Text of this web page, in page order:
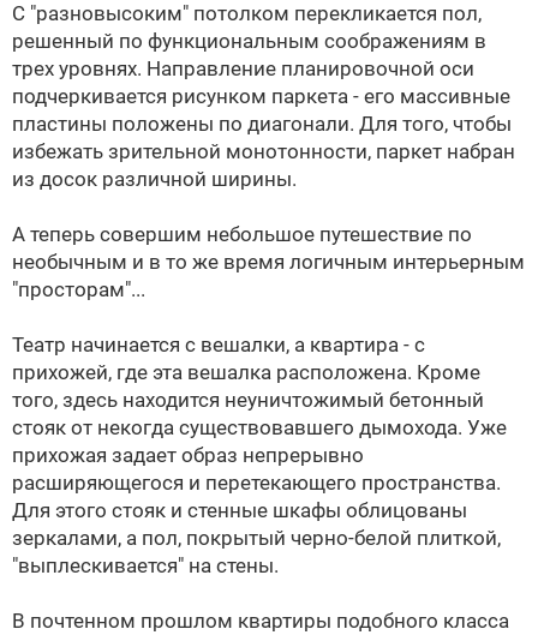
С "разновысоким" потолком перекликается пол,
решенный по функциональным соображениям в
трех уровнях. Направление планировочной оси
подчеркивается рисунком паркета - его массивные
пластины положены по диагонали. Для того, чтобы
избежать зрительной монотонности, паркет набран
из досок различной ширины.
А теперь совершим небольшое путешествие по
необычным и в то же время логичным интерьерным
"просторам"...
Театр начинается с вешалки, а квартира - с
прихожей, где эта вешалка расположена. Кроме
того, здесь находится неуничтожимый бетонный
стояк от некогда существовавшего дымохода. Уже
прихожая задает образ непрерывно
расширяющегося и перетекающего пространства.
Для этого стояк и стенные шкафы облицованы
зеркалами, а пол, покрытый черно-белой плиткой,
"выплескивается" на стены.
В почтенном прошлом квартиры подобного класса